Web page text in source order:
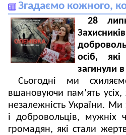
Згадаємо кожного,
28
осіб,
загинули
Сьогодні ми
вшановуючи пам’ять
незалежність України.
і добровольців, мужніх
громадян, які стали